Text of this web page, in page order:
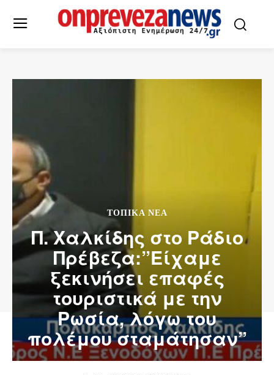
ΤΟΠΙΚΆ ΝΈΑ
Π. Χαλκίδης στο Ράδιο
Πρέβεζα:”Είχαμε
ξεκινήσει επαφές
τουριστικά με την
Ρωσία, λόγω του
πολέμου σταμάτησαν”